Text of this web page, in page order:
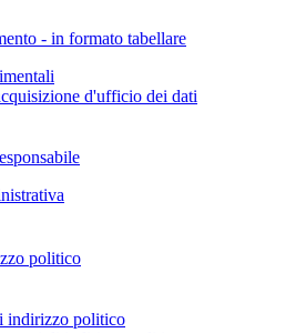
- in formato tabellare
d'ufficio dei dati
politico
indirizzo politico